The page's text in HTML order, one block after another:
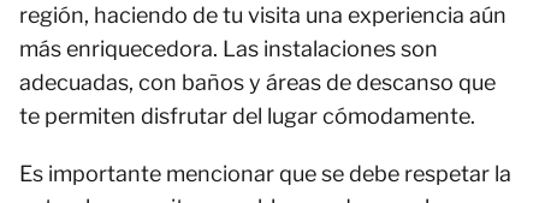
región, haciendo de tu visita una experiencia aún
más enriquecedora. Las instalaciones son
adecuadas, con baños y áreas de descanso que
te permiten disfrutar del lugar cómodamente.
Es importante mencionar que se debe respetar la